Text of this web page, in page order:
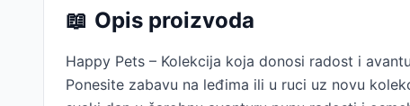
📖 Opis proizvoda
Happy Pets – Kolekcija koja donosi radost i
Ponesite zabavu na leđima ili u ruci uz novu